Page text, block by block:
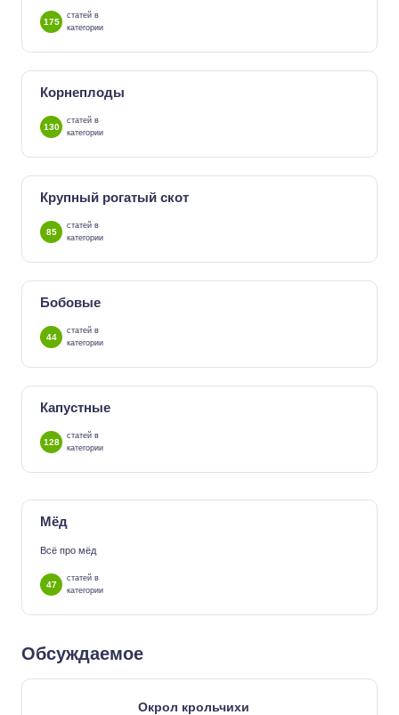
175
статей в
категории
Корнеплоды
130
статей в
категории
Крупный рогатый скот
85
статей в
категории
Бобовые
44
статей в
категории
Капустные
128
статей в
категории
Мёд
Всё про мёд
47
статей в
категории
Обсуждаемое
Окрол крольчихи